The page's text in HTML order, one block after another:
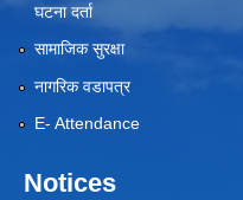
घटना दर्ता
सामाजिक सुरक्षा
नागरिक वडापत्र
E- Attendance
Notices